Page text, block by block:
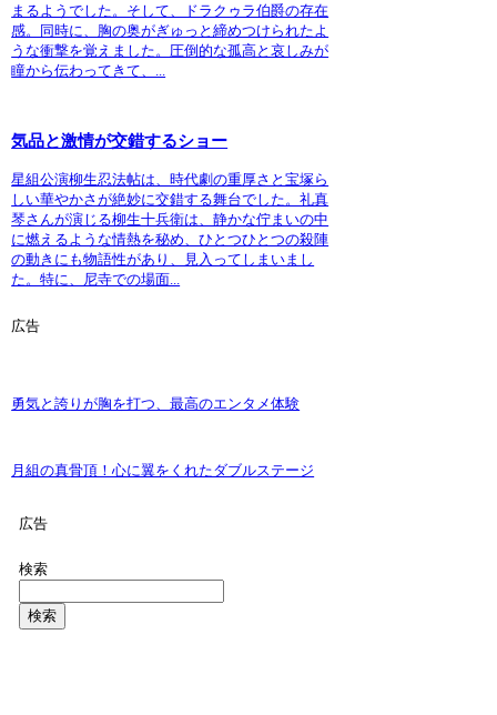
まるようでした。そして、ドラクゥラ伯爵の存在
感。同時に、胸の奥がぎゅっと締めつけられたよ
うな衝撃を覚えました。圧倒的な孤高と哀しみが
瞳から伝わってきて、...
気品と激情が交錯するショー
星組公演柳生忍法帖は、時代劇の重厚さと宝塚ら
しい華やかさが絶妙に交錯する舞台でした。礼真
琴さんが演じる柳生十兵衛は、静かな佇まいの中
に燃えるような情熱を秘め、ひとつひとつの殺陣
の動きにも物語性があり、見入ってしまいまし
た。特に、尼寺での場面...
広告
勇気と誇りが胸を打つ、最高のエンタメ体験
月組の真骨頂！心に翼をくれたダブルステージ
広告
検索
検索